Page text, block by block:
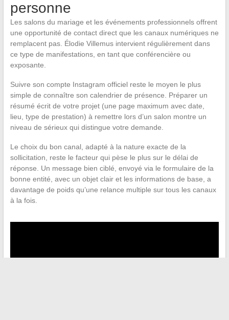
personne
Les salons du mariage et les événements professionnels offrent
une opportunité de contact direct que les canaux numériques ne
remplacent pas. Élodie Villemus intervient régulièrement dans
ce type de manifestations, en tant que conférencière ou
exposante.
Suivre son compte Instagram officiel reste le moyen le plus
simple de connaître son calendrier de présence. Préparer un
résumé écrit de votre projet (une page maximum avec date,
lieu, type de prestation) à remettre lors d’un salon montre un
niveau de sérieux qui distingue votre demande.
Le choix du bon canal, adapté à la nature exacte de la
sollicitation, reste le facteur qui pèse le plus sur le délai de
réponse. Un message bien ciblé, envoyé via le formulaire de la
bonne entité, avec un objet clair et les informations de base, a
davantage de poids qu’une relance multiple sur tous les canaux
à la fois.